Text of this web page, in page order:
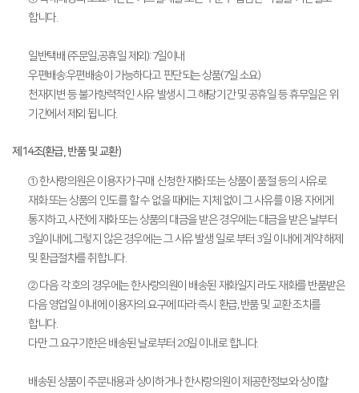
합니다.
일반택배 (주문일,공휴일 제외): 7일이내
우편배송:우편배송이 가능하다고 판단되는 상품(7일 소요)
천재지변 등 불가항력적인 사유 발생시 그 해당기간 및 공휴일 등 휴무일은 위
기간에서 제외 됩니다.
제14조(환급, 반품 및 교환)
① 한사랑의원은 이용자가 구매 신청한 재화 또는 상품이 품절 등의 사유로
재화 또는 상품의 인도를 할 수 없을 때에는 지체 없이 그 사유를 이용 자에게
통지하고, 사전에 재화 또는 상품의 대금을 받은 경우에는 대금을 받은 날부터
3일이내에, 그렇지 않은 경우에는 그 사유 발생 일로 부터 3일 이내에 계약 해제
및 환급절차를 취합니다.
② 다음 각 호의 경우에는 한사랑의원이 배송된 재화일지 라도 재화를 반품받은
다음 영업일 이내에 이용자의 요구에 따라 즉시 환급, 반품 및 교환 조치를
합니다.
다만 그 요구기한은 배송된 날로부터 20일 이내로 합니다.
배송된 상품이 주문내용과 상이하거나 한사랑의원이 제공한정보와 상이할